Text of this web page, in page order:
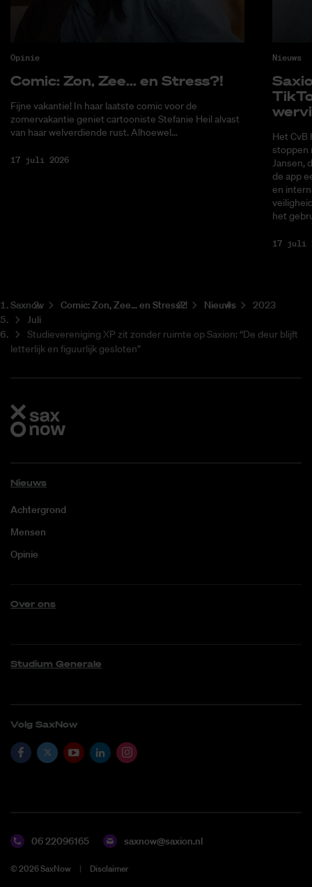
Opinie
Co­mic: Zon, Zee... en Stress?!
Fijne vakantie! In haar laatste comic voor de
zomervakantie geniet cartooniste Stefanie Heil alvast
van haar welverdiende rust. Alhoewel...
17 juli 2026
Nieuws
Het CvB
stoppen
Jansen,
de app
en
het
17 juli
Saxnow Co­mic: Zon, Zee... en Stress?! Nieuws
2023
Juli
Studievereniging XP zit zonder ruimte op Saxion: “De deur blijft
letterlijk en figuurlijk gesloten”
Nieuws
Achtergrond
Mensen
Opinie
Over ons
Studium Generale
Volg SaxNow
06 22096165 saxnow@saxion.nl
©2026SaxNow Disclaimer